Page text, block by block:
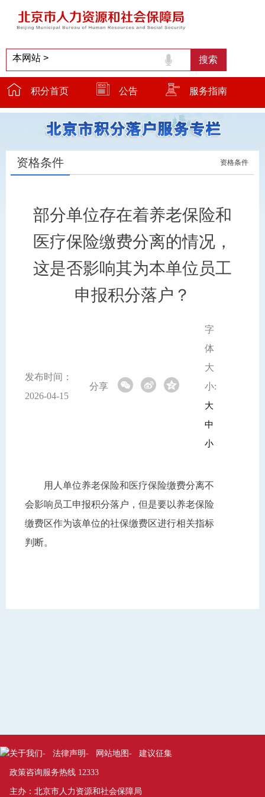
积分首页 公告 服务指南
服务窗口 温馨提示 小贴士
资格条件 资格条件
部分单位存在着养老保险和
医疗保险缴费分离的情况，
这是否影响其为本单位员工
申报积分落户？
发布时间：
2026-04-15
分享
字
体
大
小:
大
中
小
用人单位养老保险和医疗保险缴费分离不
会影响员工申报积分落户，但是要以养老保险
缴费区作为该单位的社保缴费区进行相关指标
判断。
关于我们- 法律声明- 网站地图- 建议征集
政策咨询服务热线 12333
主办：北京市人力资源和社会保障局